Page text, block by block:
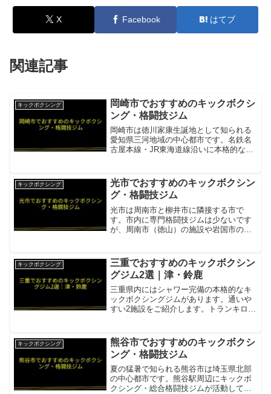
X Facebook はてブ
関連記事
キックボクシング
岡崎市でおすすめのキックボクシ
ング・格闘技ジム
岡崎市は徳川家康生誕地として知られる
愛知県三河地域の中心都市です。名鉄名
古屋本線・JR東海道線沿いに本格的な格
田・蒲郡・豊田をカバーする三河地域
No.1キックボク...
キックボクシング
光市でおすすめのキックボクシン
グ・格闘技ジム
光市は周南市と柳井市に隣接する市で
す。市内に専門格闘技ジムは少ないです
が、周南市（徳山）の施設や岩国市のジ
20分。2000年設立の老舗総合格闘技ジ
ム。MMA・キ...
キックボクシング
三重でおすすめのキックボクシン
グジム2選｜津・鈴鹿
三重県内にはシャワー完備の本格的なキ
ックボクシングジムがあります。通いや
すい2施設をご紹介します。トランキロ
ングジム（2022年1月開設）項目内容所
在地／最寄駅津駅西...
キックボクシング
熊谷市でおすすめのキックボクシ
ング・格闘技ジム
夏の猛暑で知られる熊谷市は埼玉県北部
の中心都市です。熊谷駅周辺にキックボ
クシング・総合格闘技ジムが活動してお